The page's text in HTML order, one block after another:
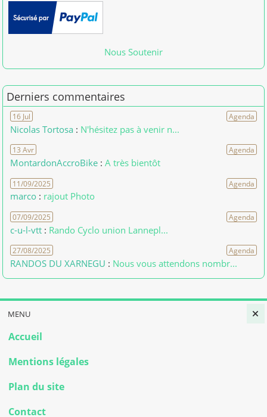
[01/01/2026] patdam
Nous Soutenir
Derniers commentaires
16 Jul Agenda
Nicolas Tortosa : N'hésitez pas à venir n...
13 Avr Agenda
MontardonAccroBike :A très bientôt
11/09/2025 Agenda
marco : rajout Photo
07/09/2025 Agenda
c-u-l-vtt : Rando Cyclo union Lannepl...
27/08/2025 Agenda
RANDOS DU XARNEGU : Nous vous attendons nombr...
MENU
Accueil
Mentions légales
Plan du site
Contact